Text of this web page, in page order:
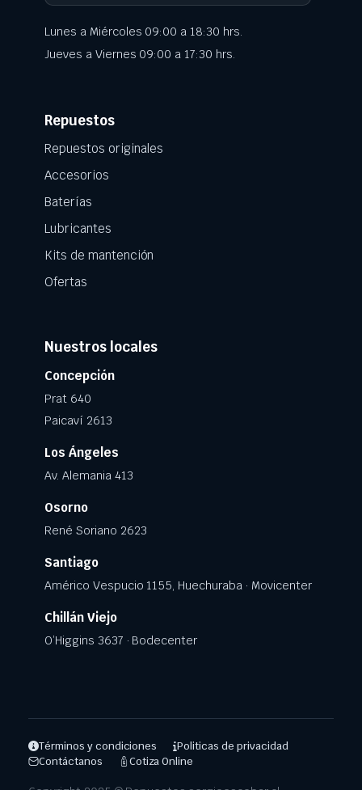
Lunes a Miércoles 09:00 a 18:30 hrs.
Jueves a Viernes 09:00 a 17:30 hrs.
Repuestos
Repuestos originales
Accesorios
Baterías
Lubricantes
Kits de mantención
Ofertas
Nuestros locales
Concepción
Prat 640
Paicaví 2613
Los Ángeles
Av. Alemania 413
Osorno
René Soriano 2623
Santiago
Américo Vespucio 1155, Huechuraba · Movicenter
Chillán Viejo
O’Higgins 3637 · Bodecenter
Términos y condiciones
Politicas de privacidad
Contáctanos
Cotiza Online